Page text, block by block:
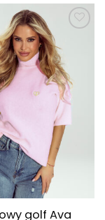
Dodaj do
ulubionych
golf Ava